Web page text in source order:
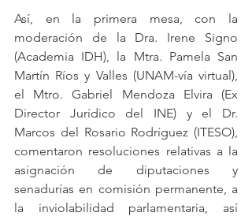
Así, en la primera mesa, con la
moderación de la Dra. Irene Signo
(Academia IDH), la Mtra. Pamela San
Martín Ríos y Valles (UNAM-vía virtual),
el Mtro. Gabriel Mendoza Elvira (Ex
Director Jurídico del INE) y el Dr.
Marcos del Rosario Rodríguez (ITESO),
comentaron resoluciones relativas a la
asignación de diputaciones y
senadurías en comisión permanente, a
la inviolabilidad parlamentaria, así